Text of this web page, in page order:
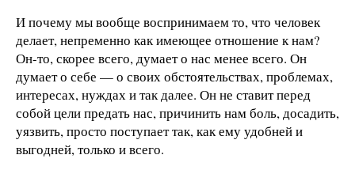
И почему мы вообще воспринимаем то, что человек
делает, непременно как имеющее отношение к нам?
Он-то, скорее всего, думает о нас менее всего. Он
думает о себе — о своих обстоятельствах, проблемах,
интересах, нуждах и так далее. Он не ставит перед
собой цели предать нас, причинить нам боль, досадить,
уязвить, просто поступает так, как ему удобней и
выгодней, только и всего.